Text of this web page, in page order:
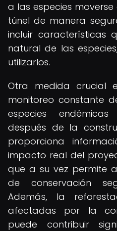
a las especies
túnel de manera
incluir características
natural de las
utilizarlos.
Otra medida crucial
monitoreo constante
especies
después de la
proporciona
impacto real del
que a su vez permite
de conservación
Además, la
afectadas por la
puede contribuir